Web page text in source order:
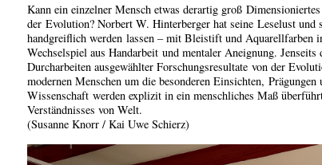
Kann ein einzelner Mensch etwas derartig groß
der Evolution? Norbert W. Hinterberger hat seine Leselust und
handgreiflich werden lassen – mit Bleistift und Aquarellfarben
Wechselspiel aus Handarbeit und mentaler Aneignung.
Durcharbeiten ausgewählter Forschungsresultate von der
modernen Menschen um die besonderen Einsichten,
Wissenschaft werden explizit in ein menschliches Maß
Verständnisses von Welt.
(Susanne Knorr / Kai Uwe Schierz)